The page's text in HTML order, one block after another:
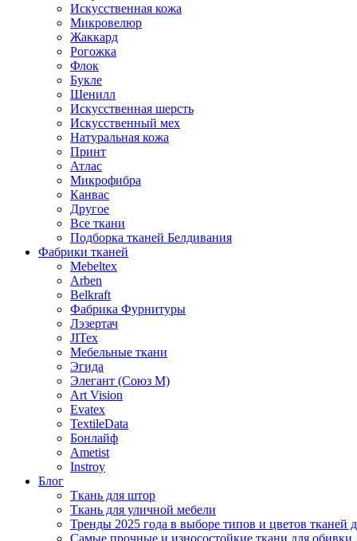
Искусственная кожа
Микровелюр
Жаккард
Рогожка
Флок
Букле
Шенилл
Искусственная шерсть
Искусственный мех
Натуральная кожа
Принт
Атлас
Микрофибра
Канвас
Другое
Все ткани
Подборка тканей Белдивания
Фабрики тканей
Mebeltex
Arben
Belkraft
Фабрика Фурнитуры
Лэзертач
JITex
Мебельные ткани
Эгида
Элегант (Союз М)
Art Vision
Evatex
TextileData
Бонлайф
Ametist
Instroy
Блог
Ткань для штор
Ткань для уличной мебели
Тренды 2025 года в выборе типов и цветов тканей
Самые прочные и износостойкие ткани для обивки